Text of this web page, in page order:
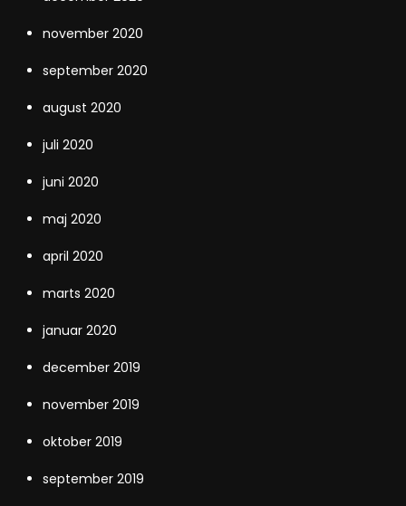
november 2020
september 2020
august 2020
juli 2020
juni 2020
maj 2020
april 2020
marts 2020
januar 2020
december 2019
november 2019
oktober 2019
september 2019